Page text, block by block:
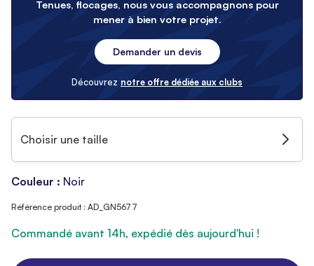
Tenues, flocages, nous vous accompagnons pour
mener à bien votre projet.
Demander un devis
Découvrez notre offre dédiée aux clubs
Choisir une taille
Couleur : Noir
Référence produit : AD_GN5677
Commandé avant 14h, expédié dès aujourd'hui !